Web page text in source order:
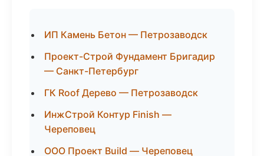
ИП Камень Бетон — Петрозаводск
Проект-Строй Фундамент Бригадир
— Санкт-Петербург
ГК Roof Дерево — Петрозаводск
ИнжСтрой Контур Finish —
Череповец
ООО Проект Build — Череповец